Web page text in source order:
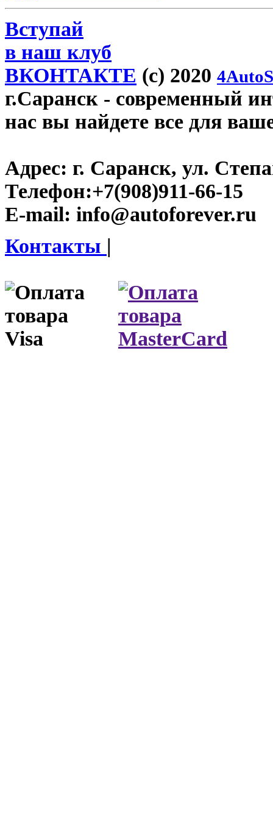
Вступай
в наш клуб
ВКОНТАКТЕ (c) 2020
г.Саранск - современный
нас вы найдете все для
Адрес: г. Саранск, ул.
Телефон:+7(908)911-66-15
E-mail: info@autoforever.ru
Контакты |